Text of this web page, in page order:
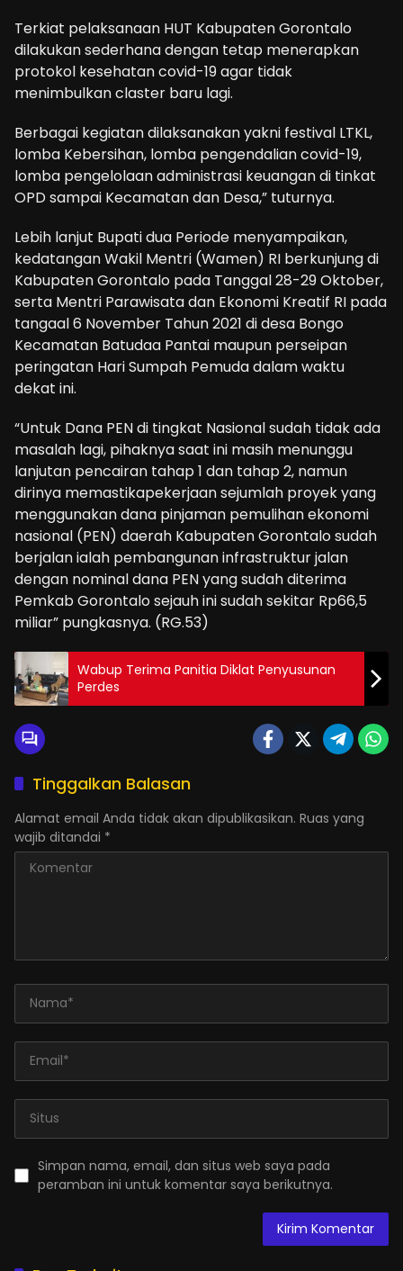
Terkiat pelaksanaan HUT Kabupaten Gorontalo
dilakukan sederhana dengan tetap menerapkan
protokol kesehatan covid-19 agar tidak
menimbulkan claster baru lagi.
Berbagai kegiatan dilaksanakan yakni festival LTKL,
lomba Kebersihan, lomba pengendalian covid-19,
lomba pengelolaan administrasi keuangan di tinkat
OPD sampai Kecamatan dan Desa,” tuturnya.
Lebih lanjut Bupati dua Periode menyampaikan,
kedatangan Wakil Mentri (Wamen) RI berkunjung di
Kabupaten Gorontalo pada Tanggal 28-29 Oktober,
serta Mentri Parawisata dan Ekonomi Kreatif RI pada
tangaal 6 November Tahun 2021 di desa Bongo
Kecamatan Batudaa Pantai maupun perseipan
peringatan Hari Sumpah Pemuda dalam waktu
dekat ini.
“Untuk Dana PEN di tingkat Nasional sudah tidak ada
masalah lagi, pihaknya saat ini masih menunggu
lanjutan pencairan tahap 1 dan tahap 2, namun
dirinya memastikapekerjaan sejumlah proyek yang
menggunakan dana pinjaman pemulihan ekonomi
nasional (PEN) daerah Kabupaten Gorontalo sudah
berjalan ialah pembangunan infrastruktur jalan
dengan nominal dana PEN yang sudah diterima
Pemkab Gorontalo sejauh ini sudah sekitar Rp66,5
miliar” pungkasnya. (RG.53)
Wabup Terima Panitia Diklat Penyusunan
Perdes
Tinggalkan Balasan
Alamat email Anda tidak akan dipublikasikan. Ruas yang
wajib ditandai *
Simpan nama, email, dan situs web saya pada
peramban ini untuk komentar saya berikutnya.